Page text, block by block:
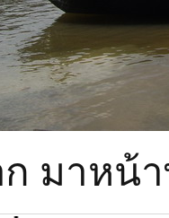
ก มาห